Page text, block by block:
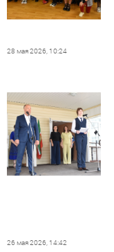
28 мая 2026, 10:24
26 мая 2026, 14:42